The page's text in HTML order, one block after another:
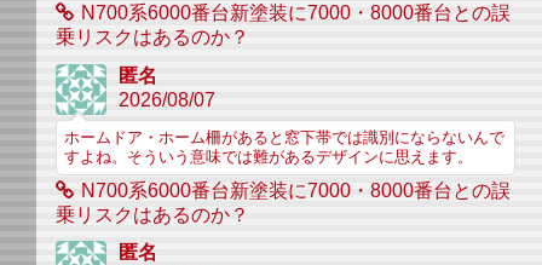
N700系6000番台新塗装に7000・8000番台との誤
乗リスクはあるのか？
匿名
2026/08/07
ホームドア・ホーム柵があると窓下帯では識別にならないんで
すよね。そういう意味では難があるデザインに思えます。
N700系6000番台新塗装に7000・8000番台との誤
乗リスクはあるのか？
匿名